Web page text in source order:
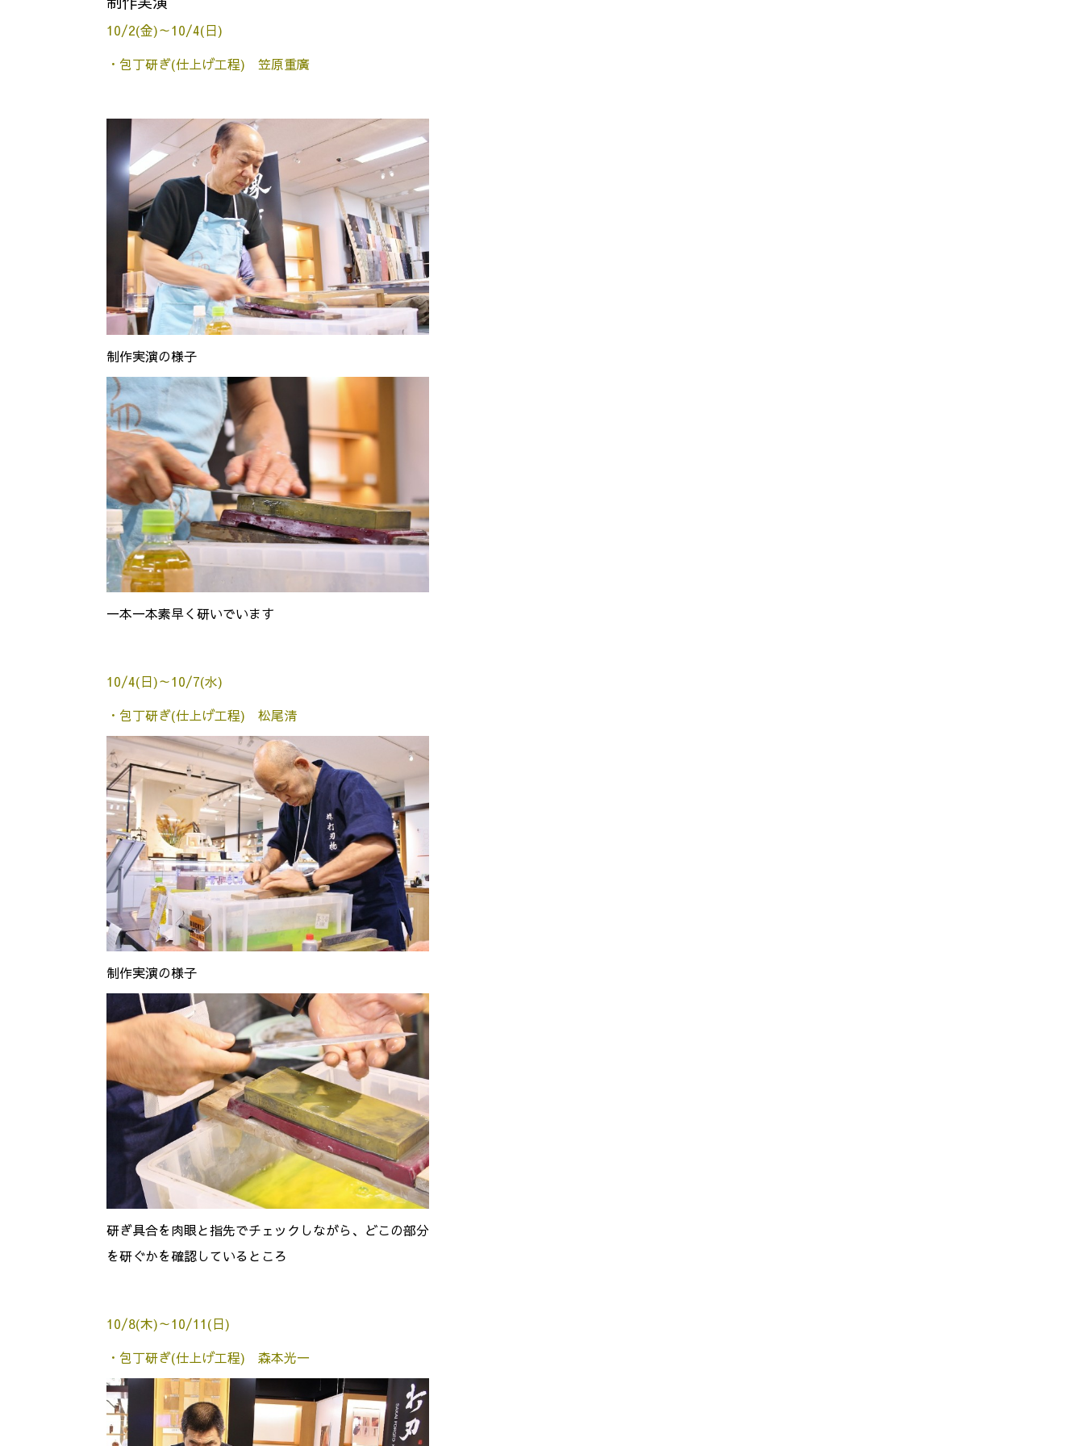
10/2(金)～10/4(日)
・包丁研ぎ(仕上げ工程) 笠原重廣
制作実演の様子
一本一本素早く研いでいます
10/4(日)～10/7(水)
・包丁研ぎ(仕上げ工程) 松尾清
制作実演の様子
研ぎ具合を肉眼と指先でチェックしながら、どこの部分
を研ぐかを確認しているところ
10/8(木)～10/11(日)
・包丁研ぎ(仕上げ工程) 森本光一